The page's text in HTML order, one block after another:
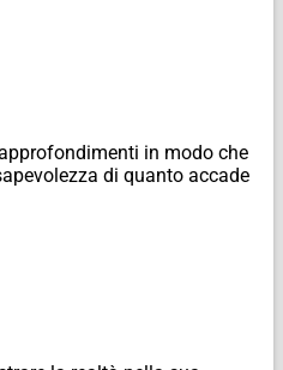
in modo che
di quanto accade